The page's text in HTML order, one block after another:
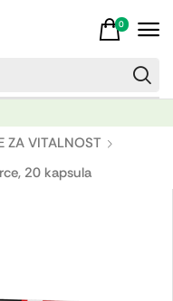
0
ZA VITALNOST
20 kapsula